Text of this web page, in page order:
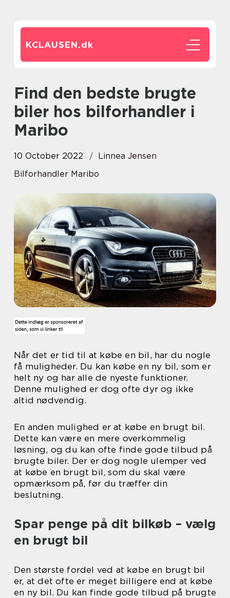
KCLAUSEN.dk
Find den bedste brugte
biler hos bilforhandler i
Maribo
10 October 2022
Linnea Jensen
Bilforhandler Maribo
Når det er tid til at købe en bil, har du nogle
få muligheder. Du kan købe en ny bil, som er
helt ny og har alle de nyeste funktioner.
Denne mulighed er dog ofte dyr og ikke
altid nødvendig.
En anden mulighed er at købe en brugt bil.
Dette kan være en mere overkommelig
løsning, og du kan ofte finde gode tilbud på
brugte biler. Der er dog nogle ulemper ved
at købe en brugt bil, som du skal være
opmærksom på, før du træffer din
beslutning.
Spar penge på dit bilkøb – vælg
en brugt bil
Den største fordel ved at købe en brugt bil
er, at det ofte er meget billigere end at købe
en ny bil. Du kan finde gode tilbud på brugte